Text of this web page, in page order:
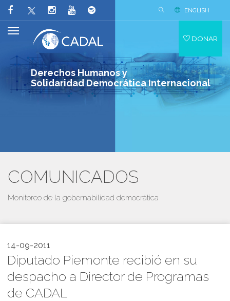
Derechos Humanos y
Solidaridad Democrática Internacional
ENGLISH
DONAR
COMUNICADOS
Monitoreo de la gobernabilidad democrática
14-09-2011
Diputado Piemonte recibió en su
despacho a Director de Programas
de CADAL